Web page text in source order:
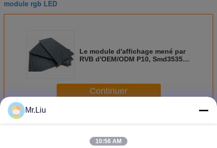
module rgb LED
Le module d'affichage mené par
RVB d'OEM/ODM P10, Smd3535 a
Continuer
PlusRgb conduit module
Mr.Liu
10:56 AM